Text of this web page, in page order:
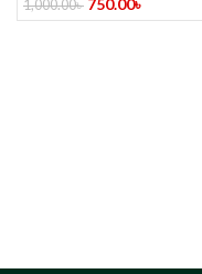
1,000.00৳ 750.00৳